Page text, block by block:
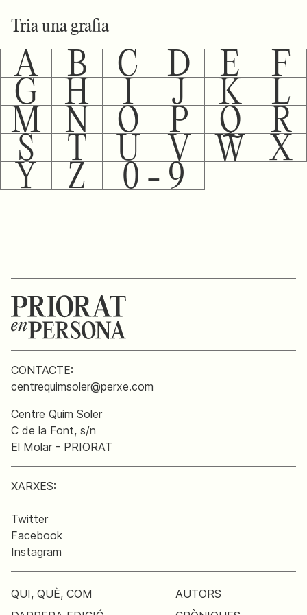
Tria una grafia
A B C D E F
G H I J K L
M N O P Q R
S T U V W X
Y Z 0 - 9
CONTACTE:
centrequimsoler@perxe.com
Centre Quim Soler
C de la Font, s/n
El Molar - PRIORAT
XARXES:
Twitter
Facebook
Instagram
QUI, QUÈ, COM
AUTORS